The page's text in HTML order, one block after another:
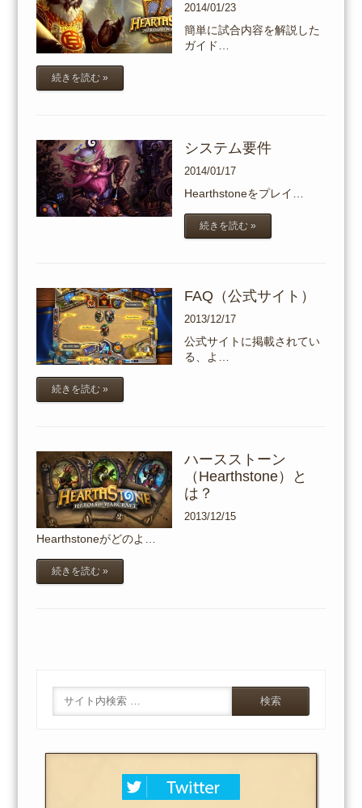
2014/01/23
簡単に試合内容を解説した
ガイド…
続きを読む »
システム要件
2014/01/17
Hearthstoneをプレイ…
続きを読む »
FAQ（公式サイト）
2013/12/17
公式サイトに掲載されてい
る、よ…
続きを読む »
ハースストーン
（Hearthstone）と
は？
2013/12/15
Hearthstoneがどのよ…
続きを読む »